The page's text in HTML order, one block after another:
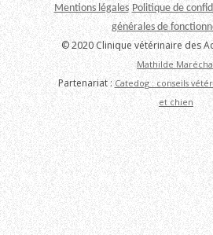
Mentions légales Politique de
générales de
© 2020 Clinique vétérinaire des
Mathilde
Partenariat :Catedog : conseils
et chien